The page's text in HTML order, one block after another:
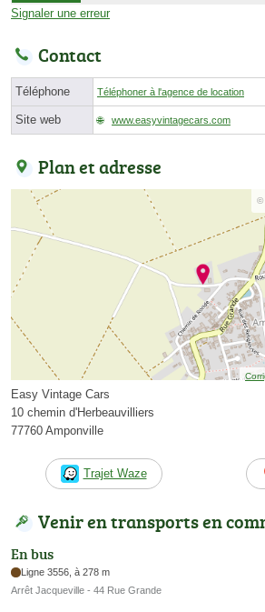
Signaler une erreur
Contact
Téléphone Téléphoner à l'agence de location
Site web www.easyvintagecars.com
Plan et adresse
©
Easy Vintage Cars
10 chemin d'Herbeauvilliers
77760 Amponville
Trajet Waze
Venir en transports en
En bus
Ligne 3556, à 278 m
Arrêt Jacqueville - 44 Rue Grande